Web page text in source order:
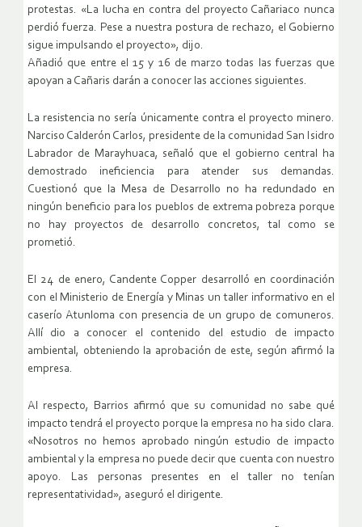
protestas. «La lucha en contra del proyecto Cañariaco nunca
perdió fuerza. Pese a nuestra postura de rechazo, el Gobierno
sigue impulsando el proyecto», dijo.
Añadió que entre el 15 y 16 de marzo todas las fuerzas que
apoyan a Cañaris darán a conocer las acciones siguientes.
La resistencia no sería únicamente contra el proyecto minero.
Narciso Calderón Carlos, presidente de la comunidad San Isidro
Labrador de Marayhuaca, señaló que el gobierno central ha
demostrado ineficiencia para atender sus demandas.
Cuestionó que la Mesa de Desarrollo no ha redundado en
ningún beneficio para los pueblos de extrema pobreza porque
no hay proyectos de desarrollo concretos, tal como se
prometió.
El 24 de enero, Candente Copper desarrolló en coordinación
con el Ministerio de Energía y Minas un taller informativo en el
caserío Atunloma con presencia de un grupo de comuneros.
Allí dio a conocer el contenido del estudio de impacto
ambiental, obteniendo la aprobación de este, según afirmó la
empresa.
Al respecto, Barrios afirmó que su comunidad no sabe qué
impacto tendrá el proyecto porque la empresa no ha sido clara.
«Nosotros no hemos aprobado ningún estudio de impacto
ambiental y la empresa no puede decir que cuenta con nuestro
apoyo. Las personas presentes en el taller no tenían
representatividad», aseguró el dirigente.